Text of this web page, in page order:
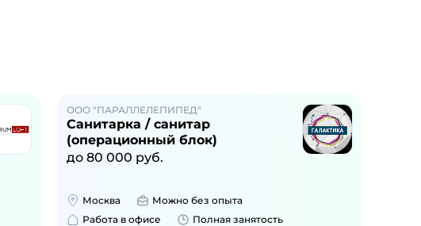
ООО "ПАРАЛЛЕЛЕПИПЕД"
Санитарка / санитар
(операционный блок)
до 80 000 руб.
Москва
Можно без опыта
Работа в офисе
Полная занятость